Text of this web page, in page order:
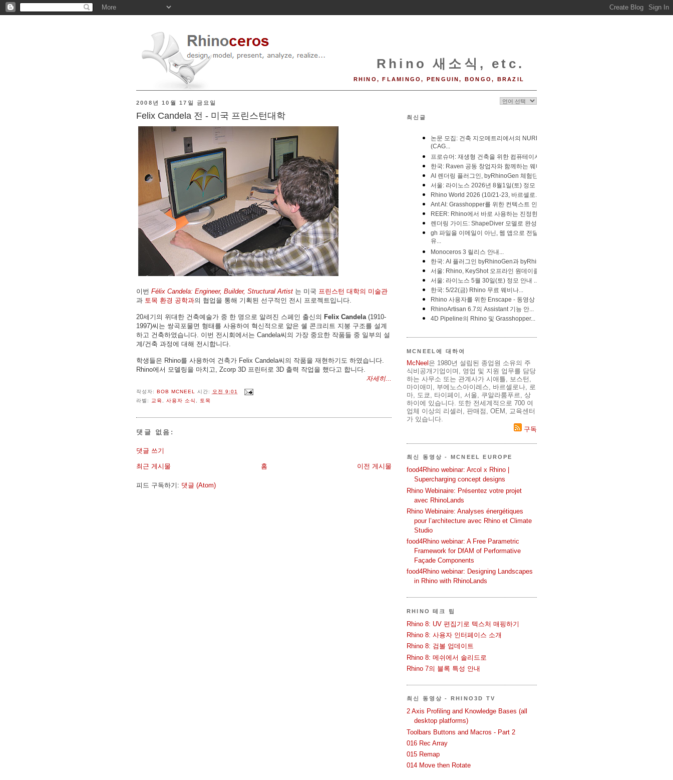
Rhino 새소식, etc.
RHINO, FLAMINGO, PENGUIN, BONGO, BRAZIL
2008년 10월 17일 금요일
Felix Candela 전 - 미국 프린스턴대학
이번 Félix Candela: Engineer, Builder, Structural Artist 는 미국 프린스턴 대학의 미술관
과 토목 환경 공학과의 협업을 통해 기획된 선구적인 전시 프로젝트입니다.
20세기의 위대한 건축예술가 중 한 명으로 알려진 스페인 출신의 Felix Candela(1910-
1997)씨는 쌍곡포물면 형태를 사용하여 혁신적으로 얇은 쉘 콘크리트 지붕 구조를 설계
하고 건축하였습니다. 이번 전시회에서는 Candela씨의 가장 중요한 작품들 중 일부의 설
계/건축 과정에 대해 전시합니다.
학생들은 Rhino를 사용하여 건축가 Felix Candela씨의 작품을 재현하기도 하였습니다.
Rhino에서 모델링을 마치고, Zcorp 3D 프린터로 3D 출력 작업을 했다고 합니다.
자세히...
작성자: BOB MCNEEL 시간:
오전 9:01
라벨: 교육 , 사용자 소식 , 토목
댓글 없음:
댓글 쓰기
최근 게시물 이전 게시물
홈
피드 구독하기: 댓글 (Atom)
최신글
MCNEEL에 대하여
McNeel 은 1980년 설립된 종업원 소유의 주
식비공개기업이며, 영업 및 지원 업무를 담당
하는 사무소 또는 관계사가 시애틀, 보스턴,
마이애미, 부에노스아이레스, 바르셀로나, 로
마, 도쿄, 타이페이, 서울, 쿠알라룸푸르, 상
하이에 있습니다. 또한 전세계적으로 700 여
업체 이상의 리셀러, 판매점, OEM, 교육센터
가 있습니다.
구독
최신 동영상 - MCNEEL EUROPE
food4Rhino webinar: Arcol x Rhino |
Supercharging concept designs
Rhino Webinaire: Présentez votre projet
avec RhinoLands
Rhino Webinaire: Analyses énergétiques
pour l’architecture avec Rhino et Climate
Studio
food4Rhino webinar: A Free Parametric
Framework for DfAM of Performative
Façade Components
food4Rhino webinar: Designing Landscapes
in Rhino with RhinoLands
RHINO 테크 팁
Rhino 8: UV 편집기로 텍스처 매핑하기
Rhino 8: 사용자 인터페이스 소개
Rhino 8: 검볼 업데이트
Rhino 8: 메쉬에서 솔리드로
Rhino 7의 블록 특성 안내
최신 동영상 - RHINO3D TV
2 Axis Profiling and Knowledge Bases (all
desktop platforms)
Toolbars Buttons and Macros - Part 2
016 Rec Array
015 Remap
014 Move then Rotate